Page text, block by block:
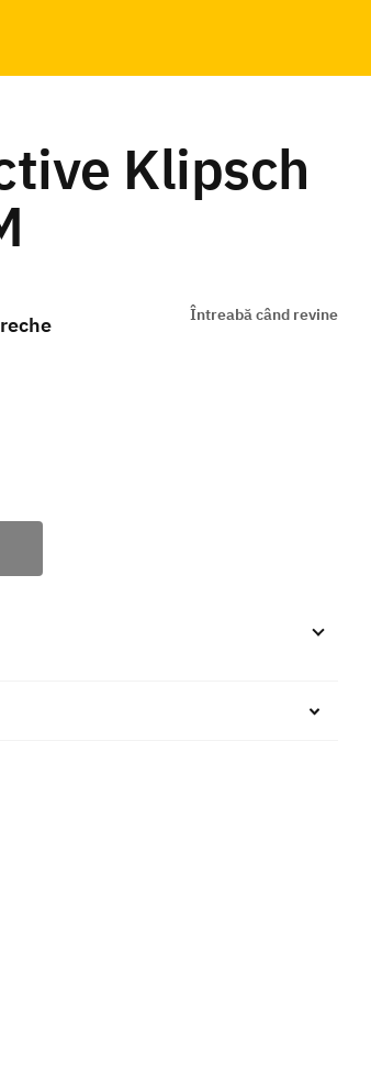
Klipsch
Întreabă când revine